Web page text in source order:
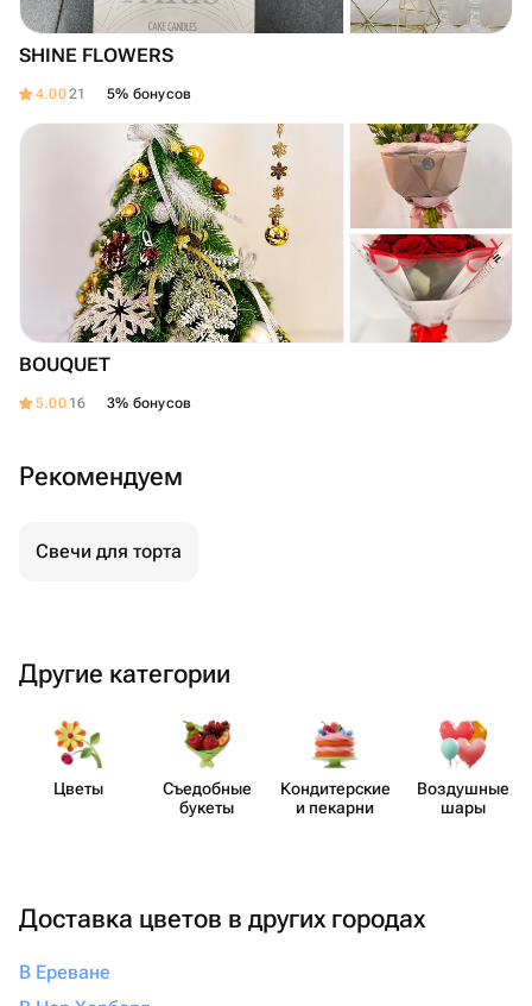
SHINE FLOWERS
4.0021 5% бонусов
BOUQUET
5.00 16 3% бонусов
Рекомендуем
Свечи для торта
Другие категории
Цветы
Съедобные
букеты
Кондит​ерские
и пекарни
Воздушные
шары
Доставка цветов в других городах
В Ереване